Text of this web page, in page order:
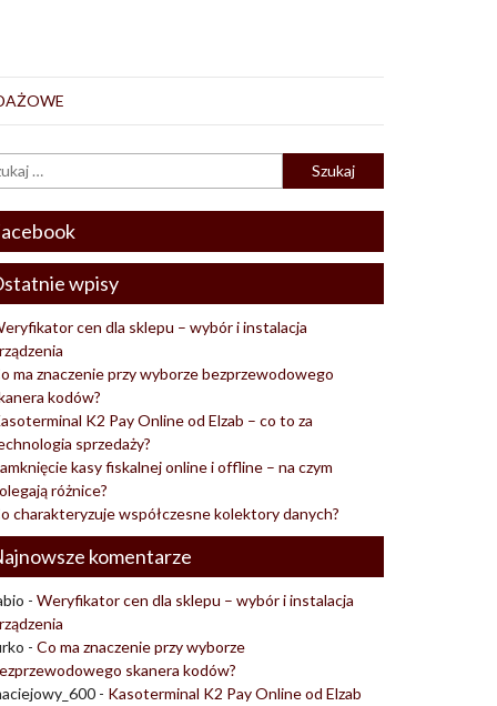
wpisy
cen dla sklepu – wybór i instalacja
ma znaczenie przy wyborze bezprzewodowego
kodów?
K2 Pay Online od Elzab – co to za
sprzedaży?
kasy fiskalnej online i offline – na czym
różnice?
charakteryzuje współczesne kolektory danych?
komentarze
- Weryfikator cen dla sklepu – wybór i instalacja
- Co ma znaczenie przy wyborze
skanera kodów?
- Kasoterminal K2 Pay Online od Elzab